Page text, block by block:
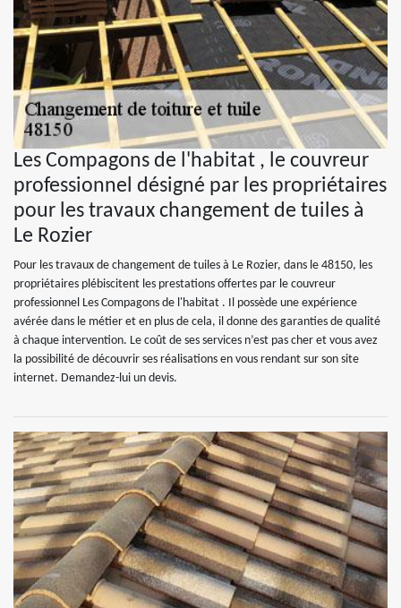
Les Compagons de l'habitat , le couvreur
professionnel désigné par les propriétaires
pour les travaux changement de tuiles à
Le Rozier
Pour les travaux de changement de tuiles à Le Rozier, dans le 48150, les
propriétaires plébiscitent les prestations offertes par le couvreur
professionnel Les Compagons de l'habitat . Il possède une expérience
avérée dans le métier et en plus de cela, il donne des garanties de qualité
à chaque intervention. Le coût de ses services n’est pas cher et vous avez
la possibilité de découvrir ses réalisations en vous rendant sur son site
internet. Demandez-lui un devis.